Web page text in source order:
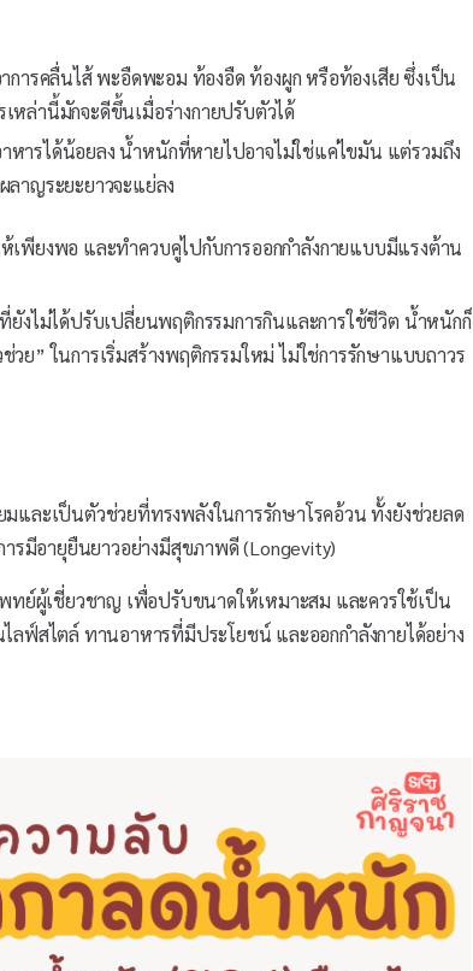
การคลื่นไส้ พะอืดพะอม ท้องอืด ท้องผูก หรือท้องเสีย ซึ่งเป็น
หล่านี้มักจะดีขึ้นเมื่อร่างกายปรับตัวได้
าหารได้น้อยลง น้ำหนักที่หายไปอาจไม่ใช่แค่ไขมัน แต่รวมถึง
ลาญระยะยาวจะแย่ลง
พียงพอ และทำควบคู่ไปกับการออกกำลังกายแบบมีแรงต้าน
ยังไม่ได้ปรับเปลี่ยนพฤติกรรมการกินและการใช้ชีวิต น้ำหนักก็
ย” ในการเริ่มสร้างพฤติกรรมใหม่ ไม่ใช่การรักษาแบบถาวร
และเป็นตัวช่วยที่ทรงพลังในการรักษาโรคอ้วน ทั้งยังช่วยลด
รมีอายุยืนยาวอย่างมีสุขภาพดี (Longevity)
ทย์ผู้เชี่ยวชาญ เพื่อปรับขนาดให้เหมาะสม และควรใช้เป็น
ฟ์สไตล์ ทานอาหารที่มีประโยชน์ และออกกำลังกายได้อย่าง